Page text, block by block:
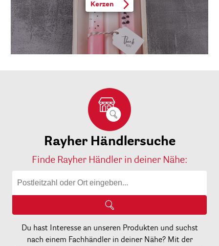
Kerzen
Rayher Händlersuche
Finde Rayher Händler in deiner Nähe:
Du hast Interesse an unseren Produkten und suchst
nach einem Fachhändler in deiner Nähe? Mit der